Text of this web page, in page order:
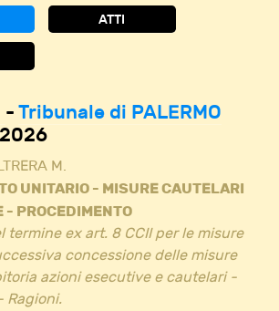
ATTI
- Tribunale di PALERMO
M.
UNITARIO - MISURE CAUTELARI
- PROCEDIMENTO
termine ex art. 8 CCII per le misure
concessione delle misure
azioni esecutive e cautelari -
Ragioni.